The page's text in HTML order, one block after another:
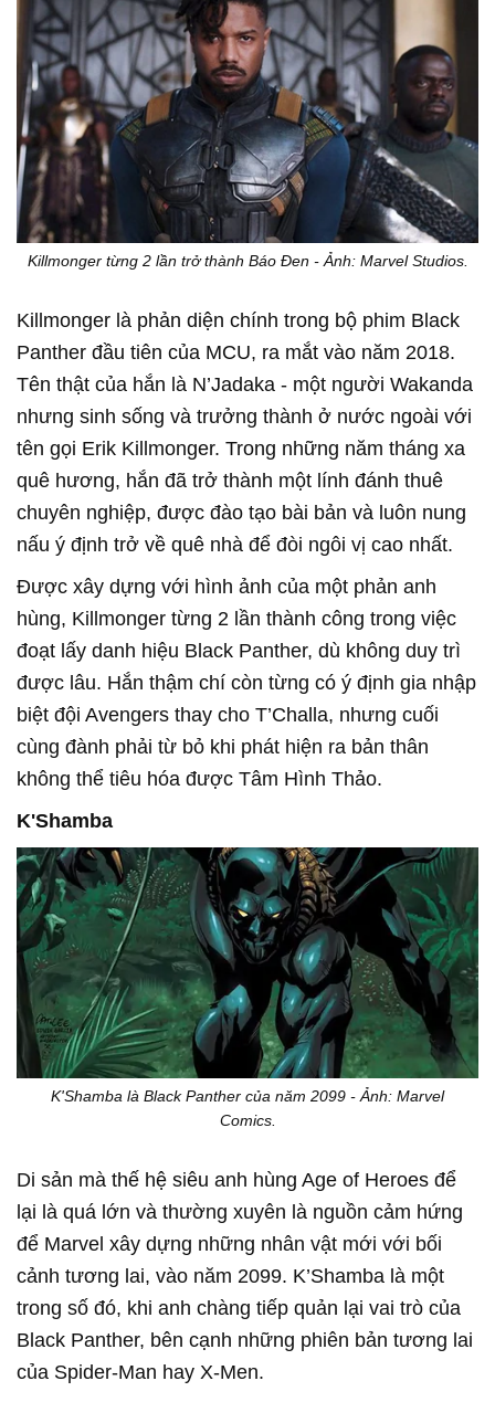
Killmonger từng 2 lần trở thành Báo Đen - Ảnh: Marvel Studios.
Killmonger là phản diện chính trong bộ phim Black
Panther đầu tiên của MCU, ra mắt vào năm 2018.
Tên thật của hắn là N’Jadaka - một người Wakanda
nhưng sinh sống và trưởng thành ở nước ngoài với
tên gọi Erik Killmonger. Trong những năm tháng xa
quê hương, hắn đã trở thành một lính đánh thuê
chuyên nghiệp, được đào tạo bài bản và luôn nung
nấu ý định trở về quê nhà để đòi ngôi vị cao nhất.
Được xây dựng với hình ảnh của một phản anh
hùng, Killmonger từng 2 lần thành công trong việc
đoạt lấy danh hiệu Black Panther, dù không duy trì
được lâu. Hắn thậm chí còn từng có ý định gia nhập
biệt đội Avengers thay cho T’Challa, nhưng cuối
cùng đành phải từ bỏ khi phát hiện ra bản thân
không thể tiêu hóa được Tâm Hình Thảo.
K'Shamba
K'Shamba là Black Panther của năm 2099 - Ảnh: Marvel
Comics.
Di sản mà thế hệ siêu anh hùng Age of Heroes để
lại là quá lớn và thường xuyên là nguồn cảm hứng
để Marvel xây dựng những nhân vật mới với bối
cảnh tương lai, vào năm 2099. K’Shamba là một
trong số đó, khi anh chàng tiếp quản lại vai trò của
Black Panther, bên cạnh những phiên bản tương lai
của Spider-Man hay X-Men.